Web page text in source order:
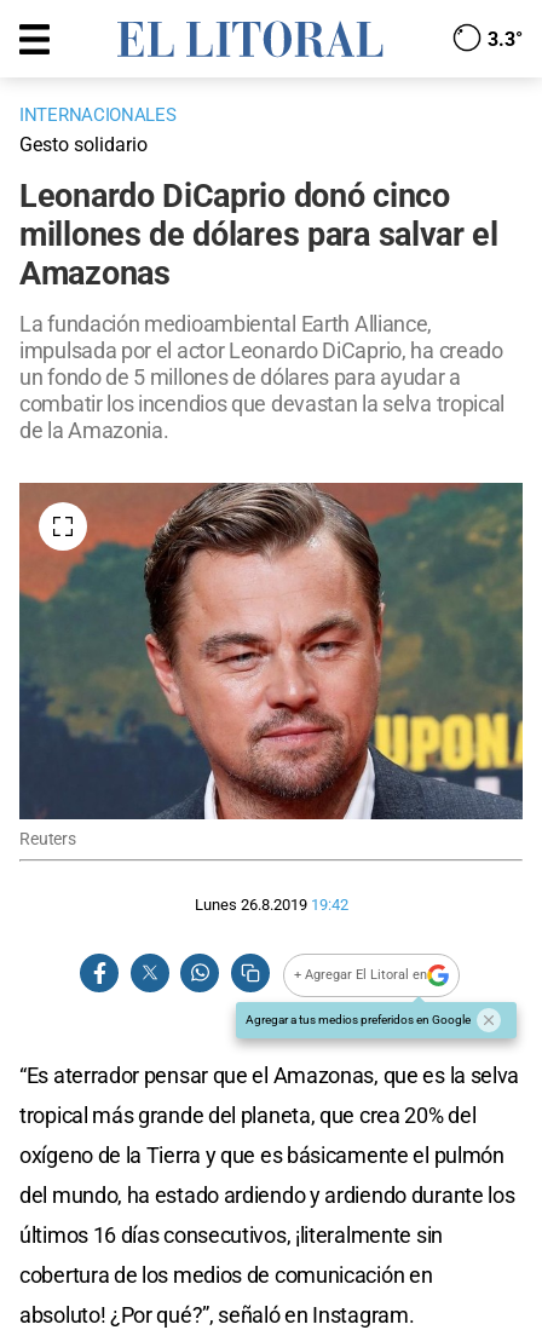
3.3°
INTERNACIONALES
Gesto solidario
Leonardo DiCaprio donó cinco
millones de dólares para salvar el
Amazonas
La fundación medioambiental Earth Alliance,
impulsada por el actor Leonardo DiCaprio, ha creado
un fondo de 5 millones de dólares para ayudar a
combatir los incendios que devastan la selva tropical
de la Amazonia.
Reuters
Lunes 26.8.2019 19:42
+ Agregar El Litoral en
Agregar a tus medios preferidos en Google
“Es aterrador pensar que el Amazonas, que es la selva
tropical más grande del planeta, que crea 20% del
oxígeno de la Tierra y que es básicamente el pulmón
del mundo, ha estado ardiendo y ardiendo durante los
últimos 16 días consecutivos, ¡literalmente sin
cobertura de los medios de comunicación en
absoluto! ¿Por qué?”, señaló en Instagram.